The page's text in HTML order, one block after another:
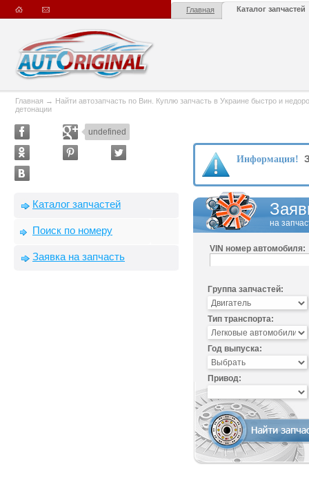
Главная Каталог запчастей
Главная → Найти автозапчасть по Вин. Куплю запчасть в Украине быстро и
детонации
undefined
Каталог запчастей
Поиск по номеру
Заявка на запчасть
Информация!
на
VIN номер автомобиля:
Группа запчастей:
Тип транспорта:
Год выпуска:
Привод: